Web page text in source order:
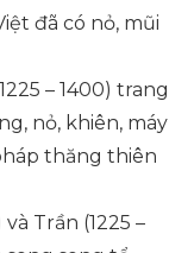
đã có nỏ, mũi
– 1400) trang
nỏ, khiên, máy
thăng thiên
Trần (1225 –